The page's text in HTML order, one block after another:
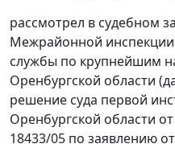
рассмотрел в судебном
Межрайонной
службы по крупнейшим
Оренбургской области
решение суда первой
Оренбургской области
18433/05 по заявлению